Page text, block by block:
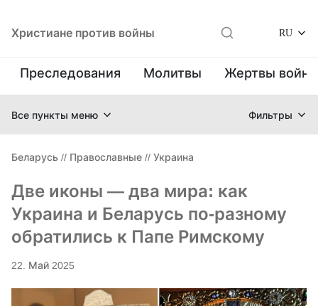
Христиане против войны RU
Преследования Молитвы Жертвы
Все пункты меню Фильтры
Беларусь // Православные // Украина
Две иконы — два мира: как
Украина и Беларусь по-разному
обратились к Папе Римскому
22. Май 2025